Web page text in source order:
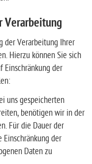
Verarbeitung
der Verarbeitung Ihrer
Hierzu können Sie sich
Einschränkung der
uns gespeicherten
benötigen wir in der
Für die Dauer der
Einschränkung der
Daten zu